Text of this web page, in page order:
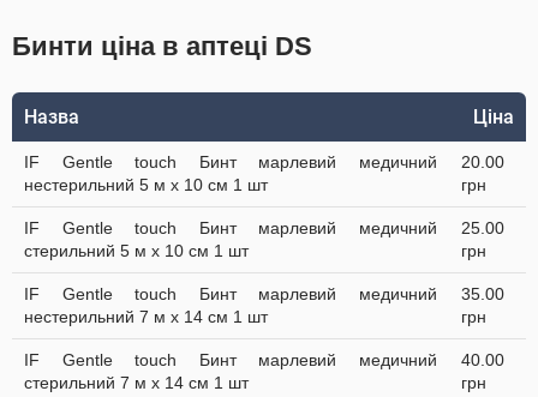
Бинти ціна в аптеці DS
Назва Ціна
IF Gentle touch Бинт марлевий медичний
нестерильний 5 м х 10 см 1 шт
20.00
грн
IF Gentle touch Бинт марлевий медичний
стерильний 5 м х 10 см 1 шт
25.00
грн
IF Gentle touch Бинт марлевий медичний
нестерильний 7 м х 14 см 1 шт
35.00
грн
IF Gentle touch Бинт марлевий медичний
стерильний 7 м х 14 см 1 шт
40.00
грн